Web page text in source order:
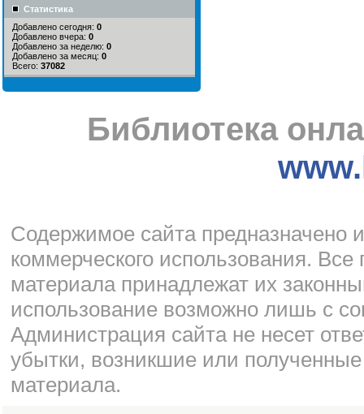
Статистика
Добавлено сегодня: 0
Добавлено вчера: 0
Добавлено за неделю: 0
Добавлено за месяц: 0
Всего: 37082
Библиотека
Cодержимое сайта предназначено
коммерческого использования.
материала принадлежат их
использование возможно лишь с
Администрация сайта не несет
убытки, возникшие или
материала.